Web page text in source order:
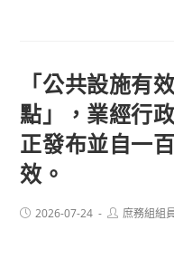
「公共設施有
點」，業經行
正發布並自一
效。
Post2026-07-24
Post庶務組組